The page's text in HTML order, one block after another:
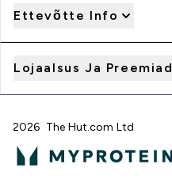
Ettevõtte Info
Lojaalsus Ja Preemiad
2026 The Hut.com Ltd